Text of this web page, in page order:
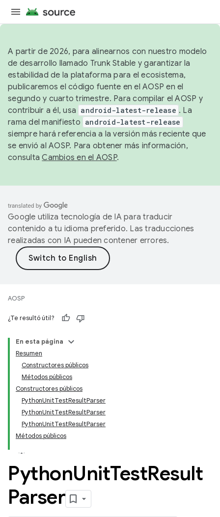
A partir de 2026, para alinearnos con nuestro modelo
de desarrollo llamado Trunk Stable y garantizar la
estabilidad de la plataforma para el ecosistema,
publicaremos el código fuente en el AOSP en el
segundo y cuarto trimestre. Para compilar el AOSP y
contribuir a él, usa android-latest-release . La
rama del manifiesto android-latest-release
siempre hará referencia a la versión más reciente que
se envió al AOSP. Para obtener más información,
consultaCambios en el AOSP.
Google utiliza tecnología de IA para traducir
contenido a tu idioma preferido. Las traducciones
realizadas con IA pueden contener errores.
AOSP
¿Te resultó útil?
En esta página
Resumen
Constructores públicos
Métodos públicos
Constructores públicos
PythonUnitTestResultParser
PythonUnitTestResultParser
PythonUnitTestResultParser
Métodos públicos
PythonUnitTestResult
Parser